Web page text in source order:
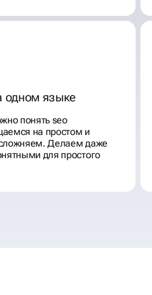
одном языке
понять seo
на простом и
Делаем даже
для простого